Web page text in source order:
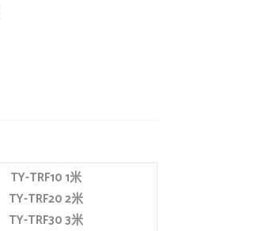
TY-TRF10 1米
TY-TRF20 2米
TY-TRF30 3米